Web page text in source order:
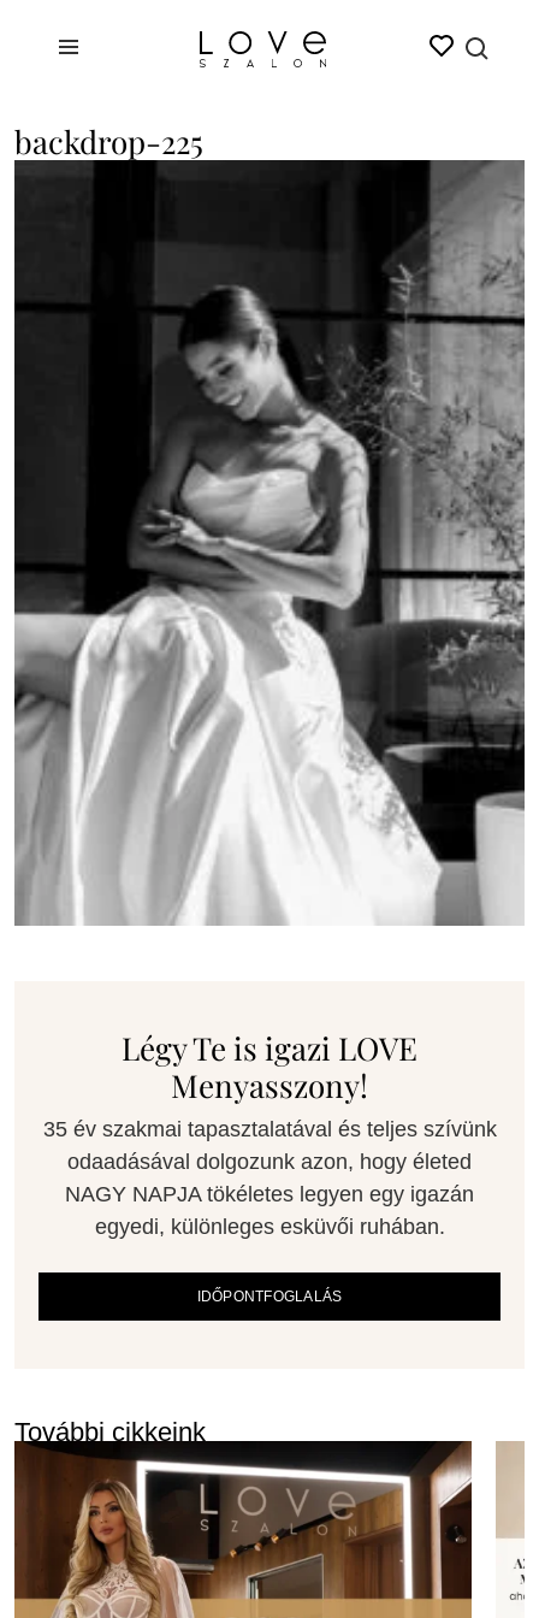
backdrop-225
Légy Te is igazi LOVE
Menyasszony!
35 év szakmai tapasztalatával és teljes szívünk
odaadásával dolgozunk azon, hogy életed
NAGY NAPJA tökéletes legyen egy igazán
egyedi, különleges esküvői ruhában.
IDŐPONTFOGLALÁS
További cikkeink